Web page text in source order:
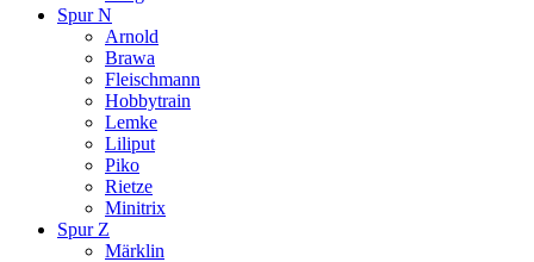
Spur N
Arnold
Brawa
Fleischmann
Hobbytrain
Lemke
Liliput
Piko
Rietze
Minitrix
Spur Z
Märklin